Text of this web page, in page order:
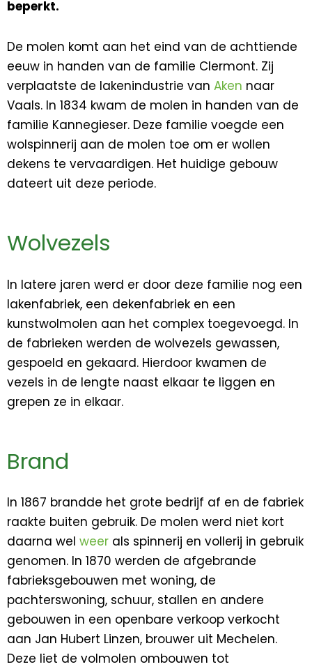
beperkt.
De molen komt aan het eind van de achttiende
eeuw in handen van de familie Clermont. Zij
verplaatste de lakenindustrie van Aken naar
Vaals. In 1834 kwam de molen in handen van de
familie Kannegieser. Deze familie voegde een
wolspinnerij aan de molen toe om er wollen
dekens te vervaardigen. Het huidige gebouw
dateert uit deze periode.
Wolvezels
In latere jaren werd er door deze familie nog een
lakenfabriek, een dekenfabriek en een
kunstwolmolen aan het complex toegevoegd. In
de fabrieken werden de wolvezels gewassen,
gespoeld en gekaard. Hierdoor kwamen de
vezels in de lengte naast elkaar te liggen en
grepen ze in elkaar.
Brand
In 1867 brandde het grote bedrijf af en de fabriek
raakte buiten gebruik. De molen werd niet kort
daarna wel weer als spinnerij en vollerij in gebruik
genomen. In 1870 werden de afgebrande
fabrieksgebouwen met woning, de
pachterswoning, schuur, stallen en andere
gebouwen in een openbare verkoop verkocht
aan Jan Hubert Linzen, brouwer uit Mechelen.
Deze liet de volmolen ombouwen tot